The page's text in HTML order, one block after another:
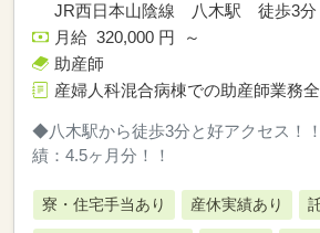
JR西日本山陰線 八木駅 徒歩3分
月給 320,000 円 ～
助産師
産婦人科混合病棟での助産師業務全
◆八木駅から徒歩3分と好アクセス！
績：4.5ヶ月分！！
寮・住宅手当あり 産休実績あり